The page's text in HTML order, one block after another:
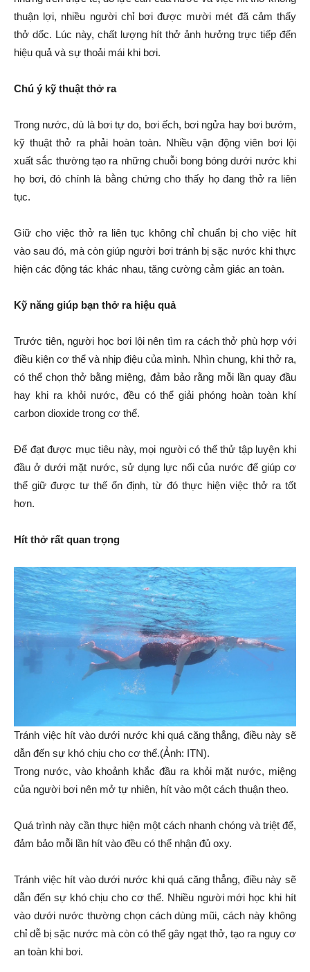
thuận lợi, nhiều người chỉ bơi được mười mét đã cảm thấy
thở dốc. Lúc này, chất lượng hít thở ảnh hưởng trực tiếp đến
hiệu quả và sự thoải mái khi bơi.
Chú ý kỹ thuật thở ra
Trong nước, dù là bơi tự do, bơi ếch, bơi ngửa hay bơi bướm,
kỹ thuật thở ra phải hoàn toàn. Nhiều vận động viên bơi lội
xuất sắc thường tạo ra những chuỗi bong bóng dưới nước khi
họ bơi, đó chính là bằng chứng cho thấy họ đang thở ra liên
tục.
Giữ cho việc thở ra liên tục không chỉ chuẩn bị cho việc hít
vào sau đó, mà còn giúp người bơi tránh bị sặc nước khi thực
hiện các động tác khác nhau, tăng cường cảm giác an toàn.
Kỹ năng giúp bạn thở ra hiệu quả
Trước tiên, người học bơi lội nên tìm ra cách thở phù hợp với
điều kiện cơ thể và nhịp điệu của mình. Nhìn chung, khi thở ra,
có thể chọn thở bằng miệng, đảm bảo rằng mỗi lần quay đầu
hay khi ra khỏi nước, đều có thể giải phóng hoàn toàn khí
carbon dioxide trong cơ thể.
Để đạt được mục tiêu này, mọi người có thể thử tập luyện khi
đầu ở dưới mặt nước, sử dụng lực nổi của nước để giúp cơ
thể giữ được tư thế ổn định, từ đó thực hiện việc thở ra tốt
hơn.
Hít thở rất quan trọng
Tránh việc hít vào dưới nước khi quá căng thẳng, điều này sẽ
dẫn đến sự khó chịu cho cơ thể.(Ảnh: ITN).
Trong nước, vào khoảnh khắc đầu ra khỏi mặt nước, miệng
của người bơi nên mở tự nhiên, hít vào một cách thuận theo.
Quá trình này cần thực hiện một cách nhanh chóng và triệt để,
đảm bảo mỗi lần hít vào đều có thể nhận đủ oxy.
Tránh việc hít vào dưới nước khi quá căng thẳng, điều này sẽ
dẫn đến sự khó chịu cho cơ thể. Nhiều người mới học khi hít
vào dưới nước thường chọn cách dùng mũi, cách này không
chỉ dễ bị sặc nước mà còn có thể gây ngạt thở, tạo ra nguy cơ
an toàn khi bơi.